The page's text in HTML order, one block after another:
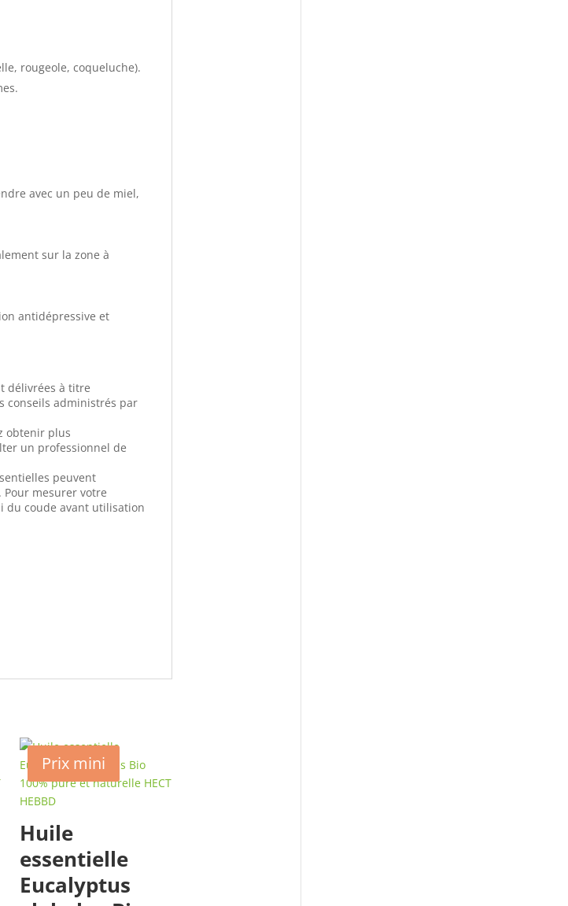
rougeole, coqueluche).
avec un peu de miel,
sur la zone à
antidépressive et
délivrées à titre
conseils administrés par
obtenir plus
un professionnel de
peuvent
Pour mesurer votre
du coude avant utilisation
Prix mini
Huile
essentielle
Eucalyptus